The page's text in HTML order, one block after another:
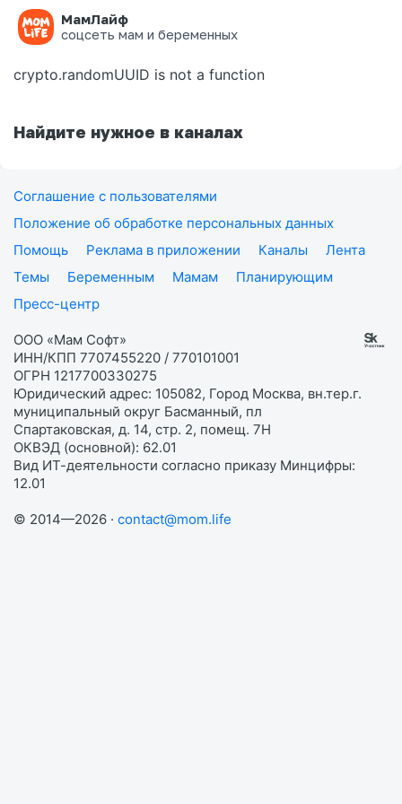
МамЛайф
соцсеть мам и беременных
Ошибка на странице
crypto.randomUUID is not a function
Найдите нужное в каналах
Соглашение с пользователями
Положение об обработке персональных данных
Помощь
Реклама в приложении Каналы
Лента
Темы
Беременным Мамам
Планирующим
Пресс-центр
ООО «Мам Софт»
ИНН/КПП 7707455220 / 770101001
ОГРН 1217700330275
Юридический адрес: 105082, Город Москва, вн.тер.г.
муниципальный округ Басманный, пл
Спартаковская, д. 14, стр. 2, помещ. 7Н
ОКВЭД (основной): 62.01
Вид ИТ-деятельности согласно приказу Минцифры:
12.01
© 2014—2026 · contact@mom.life